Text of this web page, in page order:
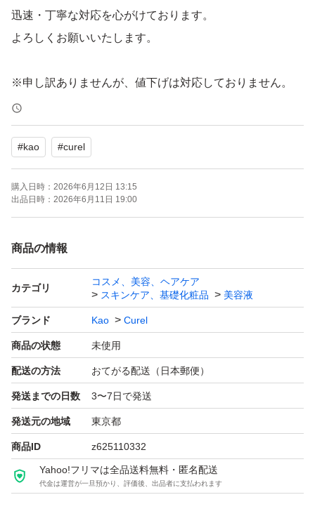
迅速・丁寧な対応を心がけております。
よろしくお願いいたします。
※申し訳ありませんが、値下げは対応しておりません。
#kao #curel
購入日時： 2026年6月12日 13:15
出品日時： 2026年6月11日 19:00
商品の情報
カテゴリ
コスメ、美容、ヘアケア
スキンケア、基礎化粧品
美容液
ブランド Kao Curel
商品の状態 未使用
配送の方法 おてがる配送（日本郵便）
発送までの日数 3〜7日で発送
発送元の地域 東京都
商品ID z625110332
Yahoo!フリマは全品送料無料・匿名配送
代金は運営が一旦預かり、評価後、出品者に支払われます